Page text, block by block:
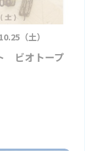
（土）
ビオトープ